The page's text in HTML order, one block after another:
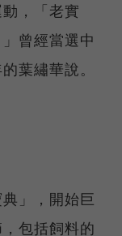
，「老實
曾經當選中
葉繡華說。
」，開始巨
包括飼料的